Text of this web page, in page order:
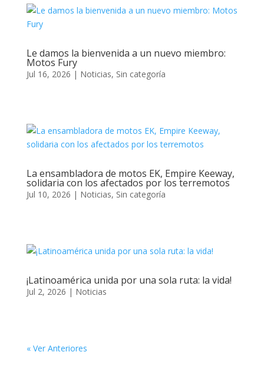
Le damos la bienvenida a un nuevo miembro:
Motos Fury
Jul 16, 2026 | Noticias, Sin categoría
La ensambladora de motos EK, Empire Keeway,
solidaria con los afectados por los terremotos
Jul 10, 2026 | Noticias, Sin categoría
¡Latinoamérica unida por una sola ruta: la vida!
Jul 2, 2026 | Noticias
« Ver Anteriores